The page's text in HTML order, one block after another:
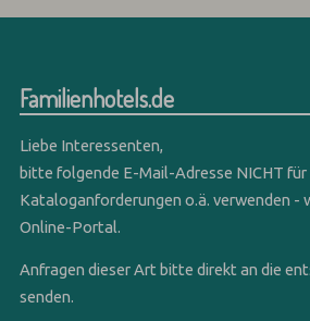
Familienhotels.de
Liebe Interessenten,
bitte folgende E-Mail-Adresse NICHT für
Kataloganforderungen o.ä. verwenden -
Online-Portal.
Anfragen dieser Art bitte direkt an die
senden.